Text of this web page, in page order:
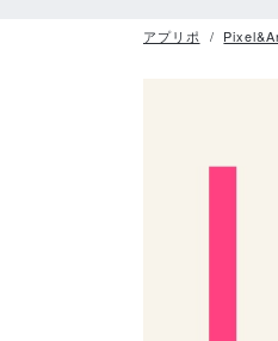
アプリポ